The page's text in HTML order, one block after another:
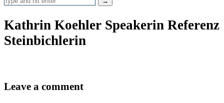
Kathrin Koehler Speakerin Referenz
Steinbichlerin
Leave a comment